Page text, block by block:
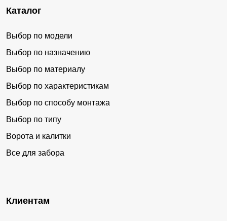
Каталог
Выбор по модели
Выбор по назначению
Выбор по материалу
Выбор по характеристикам
Выбор по способу монтажа
Выбор по типу
Ворота и калитки
Все для забора
Клиентам